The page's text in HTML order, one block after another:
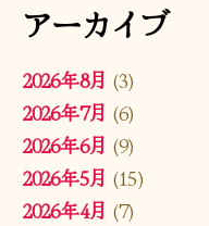
アーカイブ
2026年8月 (3)
2026年7月 (6)
2026年6月 (9)
2026年5月 (15)
2026年4月 (7)